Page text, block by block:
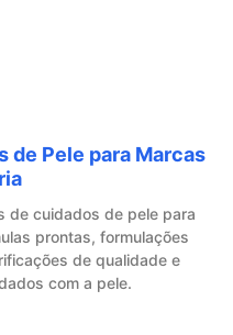
de Pele para Marcas
de cuidados de pele para
prontas, formulações
de qualidade e
com a pele.